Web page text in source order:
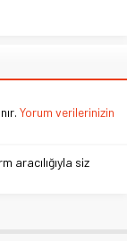
Yorum verilerinizin
aracılığıyla siz